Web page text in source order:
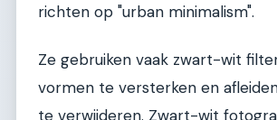
richten op "urban minimalism".
Ze gebruiken vaak zwart-wit
vormen te versterken en
te verwijderen. Zwart-wit